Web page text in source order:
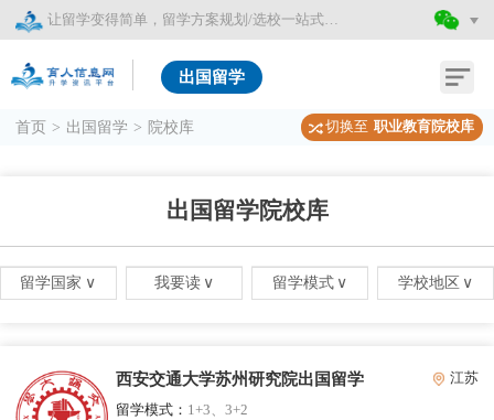
让留学变得简单，留学方案规划/选校一站式服务
出国留学
首页 > 出国留学 > 院校库 切换至 职业教育院校库
出国留学院校库
留学国家 ∨ 我要读 ∨ 留学模式 ∨ 学校地区 ∨
西安交通大学苏州研究院出国留学 江苏
留学模式： 1+3、3+2